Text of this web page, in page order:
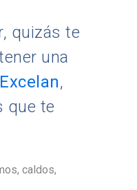
quizás te
una
,
que te
caldos,